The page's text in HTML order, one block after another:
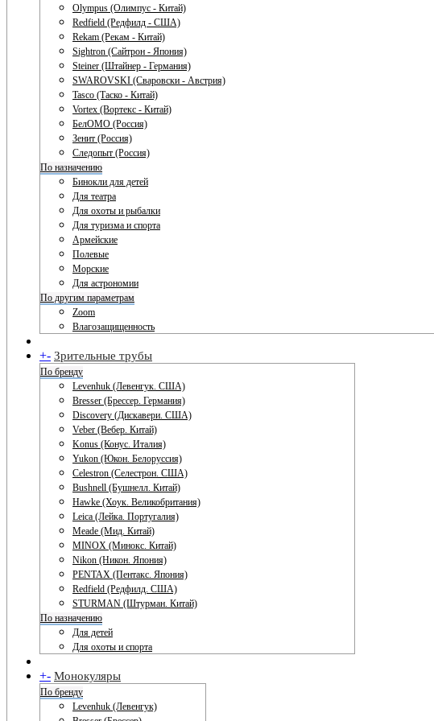
Olympus (Олимпус - Китай)
Redfield (Редфилд - США)
Rekam (Рекам - Китай)
Sightron (Сайтрон - Япония)
Steiner (Штайнер - Германия)
SWAROVSKI (Сваровски - Австрия)
Tasco (Таско - Китай)
Vortex (Вортекс - Китай)
БелОМО (Россия)
Зенит (Россия)
Следопыт (Россия)
По назначению
Бинокли для детей
Для театра
Для охоты и рыбалки
Для туризма и спорта
Армейские
Полевые
Морские
Для астрономии
По другим параметрам
Zoom
Влагозащищенность
+- Зрительные трубы
По бренду
Levenhuk (Левенгук. США)
Bresser (Брессер. Германия)
Discovery (Дискавери. США)
Veber (Вебер. Китай)
Konus (Конус. Италия)
Yukon (Юкон. Белоруссия)
Celestron (Селестрон. США)
Bushnell (Бушнелл. Китай)
Hawke (Хоук. Великобритания)
Leica (Лейка. Португалия)
Meade (Мид. Китай)
MINOX (Минокс. Китай)
Nikon (Никон. Япония)
PENTAX (Пентакс. Япония)
Redfield (Редфилд. США)
STURMAN (Штурман. Китай)
По назначению
Для детей
Для охоты и спорта
+- Монокуляры
По бренду
Levenhuk (Левенгук)